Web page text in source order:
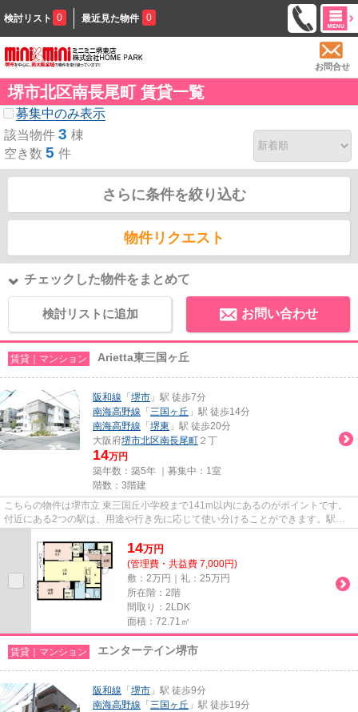
検討リスト 0 最近見た物件 0
お問合せ
堺市北区南長尾町 賃貸一覧
募集中のみ表示
該当物件 3 棟
空き数 5 件
さらに条件を絞り込む
物件リクエスト
チェックした物件をまとめて
検討リストに追加 お問い合わせ
賃貸｜マンション Arietta東三国ヶ丘
阪和線 「 堺市 」駅 徒歩7分
南海高野線 「 三国ヶ丘 」駅 徒歩14分
南海高野線 「 堺東 」駅 徒歩20分
大阪府堺市北区南長尾町 ２丁
14万円
築年数：築5年 ｜募集中： 1室
階数：3階建
こちらの物件は堺市立 東三国丘小学校まで141m以内にあるのがポイントです。
付近にある2つの駅は、用途や行き先に応じて使い分けることができます。駅ま
14万円
(管理費・共益費 7,000円)
敷：2万円｜礼：25万円
所在階：2階
間取り：2LDK
面積：72.71㎡
賃貸｜マンション エンターテイン堺市
阪和線 「 堺市 」駅 徒歩9分
南海高野線 「 三国ヶ丘 」駅 徒歩19分